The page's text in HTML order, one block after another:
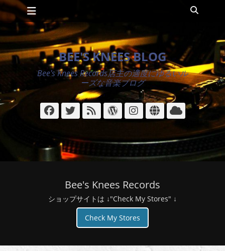
コ
ン
テ
ン
ツ
へ
ッ
プ
メインメニュー
索
BEE'S KNEES BLOG
Bee's Knees Records店主の適度にゆるいル
ーズな音楽ブログ
Facebook
Twitter
ィ
ド
WordPress
Instagram
サ
イ
ク
ラ
ウ
ド
Bee's Knees Records
ショップサイトは ↓"Check My Stores" ↓
Check My Stores